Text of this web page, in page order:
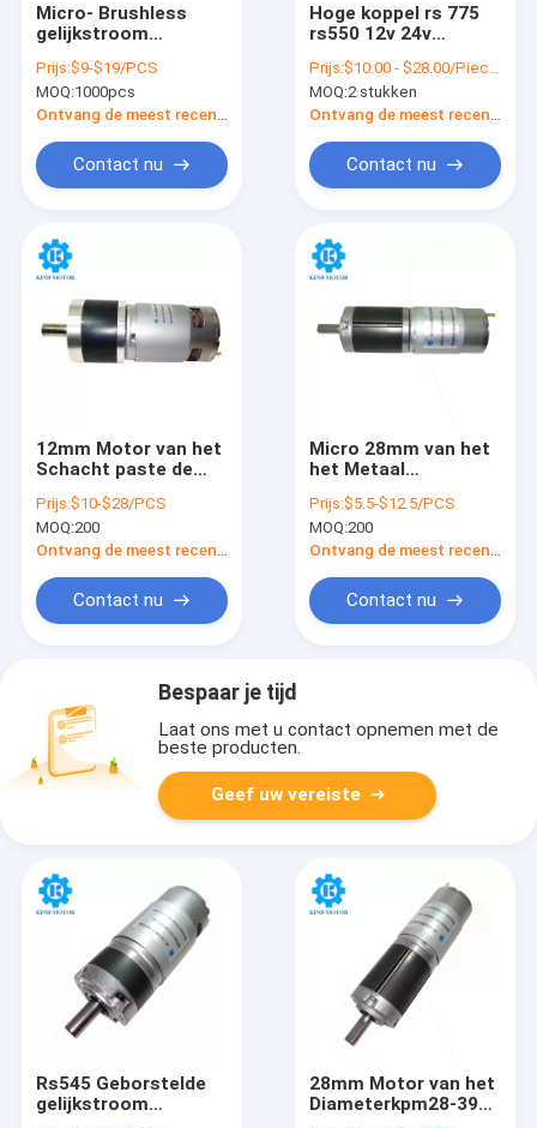
Micro- Brushless
gelijkstroom
2418 2430 met
Boxtorsie 1.8Nm
Prijs:$9-$19/PCS
MOQ:1000pcs
Contact nu
Hoge koppel rs 775
rs550 12v 24v
met planetaire
versnellingsbak
Prijs:$10.00 - $28.00/Pieces
MOQ:2 stukken
Contact nu
12mm Motor van het
Schacht paste de
gelijkstroom Toestel,
Gelijkstroom-Motor
Hoge Torsie
Prijs:$10-$28/PCS
MOQ:200
Ontvang de meest recente Prijs
Contact nu
Micro 28mm van het
het Metaal
Toestel van Kpm28-
395 Gelijkstroom
6volt 12volt 24volt
Reductiemiddelenmotor
Prijs:$5.5-$12.5/PCS
MOQ:200
Ontvang de meest recente Prijs
Contact nu
Bespaar je tijd
Laat ons met u contact opnemen met de
beste producten.
Geef uw vereiste
Rs545 Geborstelde
gelijkstroom
28mm Motor van het
Diameterkpm28-395